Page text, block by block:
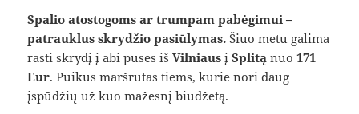
Spalio atostogoms ar trumpam pabėgimui –
patrauklus skrydžio pasiūlymas. Šiuo metu galima
rasti skrydį į abi puses išVilniaus įSplitą nuo171
Eur. Puikus maršrutas tiems, kurie nori daug
įspūdžių už kuo mažesnį biudžetą.